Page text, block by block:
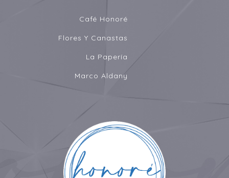
Café Honoré
Flores Y Canastas
La Papería
Marco Aldany